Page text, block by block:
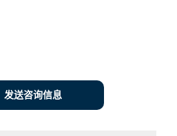
发送咨询信息